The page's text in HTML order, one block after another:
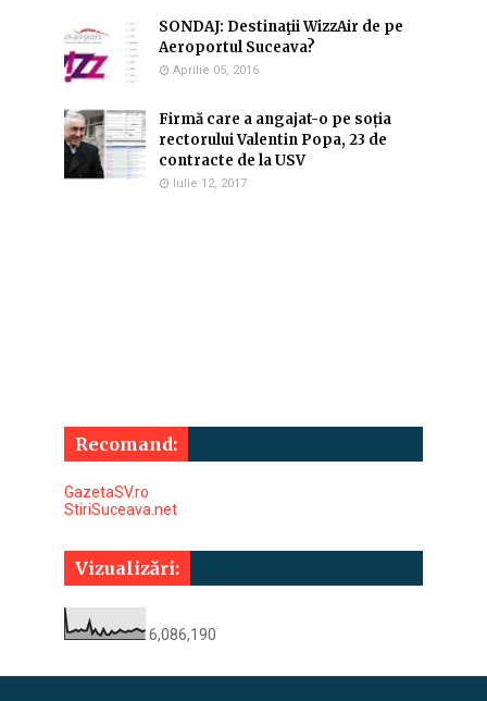
SONDAJ: Destinaţii WizzAir de pe
Aeroportul Suceava?
Aprilie 05, 2016
Firmă care a angajat-o pe soția
rectorului Valentin Popa, 23 de
contracte de la USV
Iulie 12, 2017
Recomand:
GazetaSV.ro
StiriSuceava.net
Vizualizări:
6,086,190